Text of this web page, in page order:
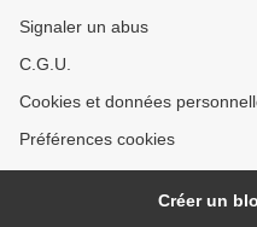
Signaler un abus
C.G.U.
Cookies et données
Préférences cookies
Créer un